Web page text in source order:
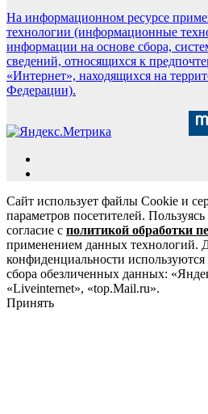
На информационном ресурсе
технологии (информационные
информации на основе сбора,
сведений, относящихся к
«Интернет», находящихся на
Федерации).
Сайт использует файлы Cookie и
параметров посетителей.
согласие с политикой обработки
применением данных технологий.
конфиденциальности
сбора обезличенных данных:
«Liveinternet», «top.Mail.ru».
Принять